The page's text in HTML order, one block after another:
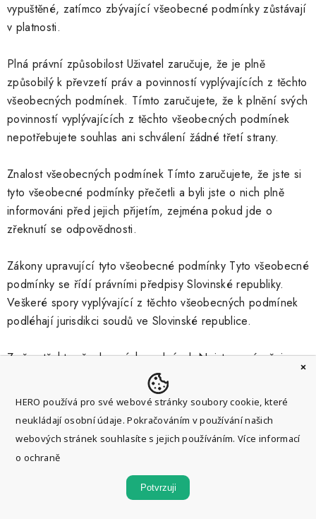
vypuštěné, zatímco zbývající všeobecné podmínky zůstávají
v platnosti.
Plná právní způsobilost Uživatel zaručuje, že je plně
způsobilý k převzetí práv a povinností vyplývajících z těchto
všeobecných podmínek. Tímto zaručujete, že k plnění svých
povinností vyplývajících z těchto všeobecných podmínek
nepotřebujete souhlas ani schválení žádné třetí strany.
Znalost všeobecných podmínek Tímto zaručujete, že jste si
tyto všeobecné podmínky přečetli a byli jste o nich plně
informováni před jejich přijetím, zejména pokud jde o
zřeknutí se odpovědnosti.
Zákony upravující tyto všeobecné podmínky Tyto všeobecné
podmínky se řídí právními předpisy Slovinské republiky.
Veškeré spory vyplývající z těchto všeobecných podmínek
podléhají jurisdikci soudů ve Slovinské republice.
Změna těchto všeobecných podmínek Nejste oprávněni
měnit jakékoli ustanovení uvedené v těchto všeobecných
podmínkách nebo odmítnout (zcela nebo zčásti) platnost
kteréhokoli z uvedených ustanovení. Společnost je
oprávněna tyto všeobecné podmínky kdykoli změnit.
Veškeré změny budou zveřejněny na webových stránkách.
má se za to, že souhlasíte se změnami platnými v
příslušných obdobích. Pokud se změnami nesouhlasíte,
HERO používá pro své webové stránky soubory cookie, které
neukládají osobní údaje. Pokračováním v používání našich
webových stránek souhlasíte s jejich používáním. Více informací
o ochraně
Potvrzuji